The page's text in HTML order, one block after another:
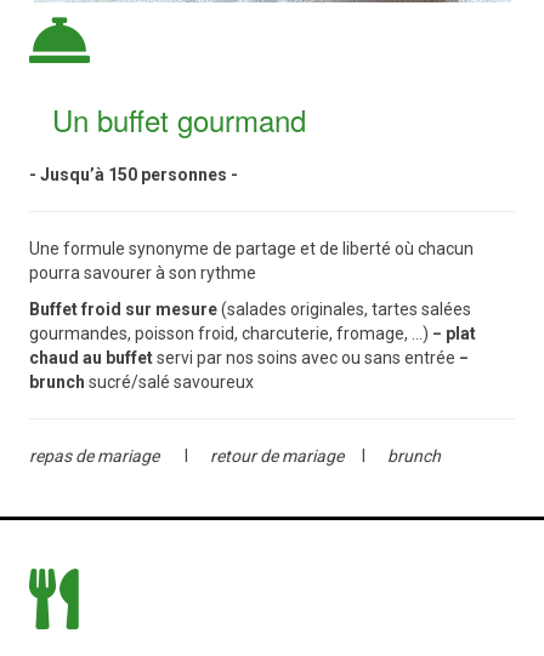
Un buffet gourmand
- Jusqu’à 150 personnes -
Une formule synonyme de partage et de liberté où chacun
pourra savourer à son rythme
Buffet froid sur mesure(salades originales, tartes salées
gourmandes, poisson froid, charcuterie, fromage, ...) − plat
chaud au buffetservi par nos soins avec ou sans entrée −
brunch sucré/salé savoureux
repas de mariageΙ retour de mariageΙ brunch